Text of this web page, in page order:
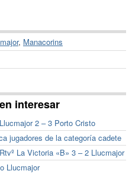
, Manacorins
interesar
2 – 3 Porto Cristo
jugadores de la categoría cadete
La Victoria «B» 3 – 2 Llucmajor
Llucmajor